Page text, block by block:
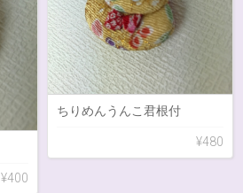
ちりめんうんこ君根付
¥480
¥400